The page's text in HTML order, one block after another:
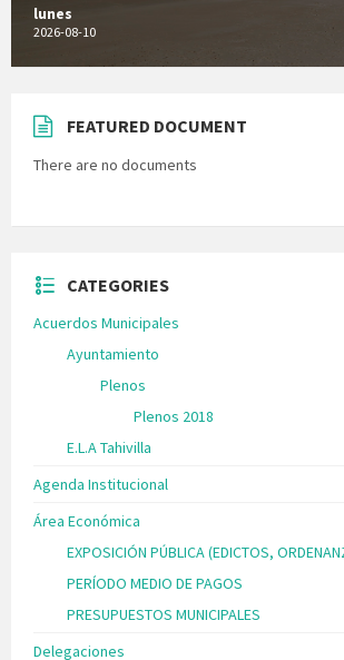
lunes
2026-08-10
FEATURED DOCUMENT
There are no documents
CATEGORIES
Acuerdos Municipales
Ayuntamiento
Plenos
Plenos 2018
E.L.A Tahivilla
Agenda Institucional
Área Económica
EXPOSICIÓN PÚBLICA (EDICTOS,
PERÍODO MEDIO DE PAGOS
PRESUPUESTOS MUNICIPALES
Delegaciones